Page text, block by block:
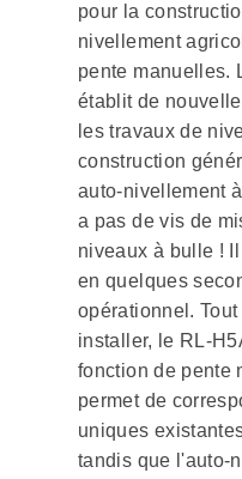
pour la
nivellement
pente manuelles.
établit de
les travaux de
construction
auto-nivellement
a pas de vis de
niveaux à bulle !
en quelques
opérationnel.
installer, le RL-
fonction de pente
permet de
uniques
tandis que l'auto-